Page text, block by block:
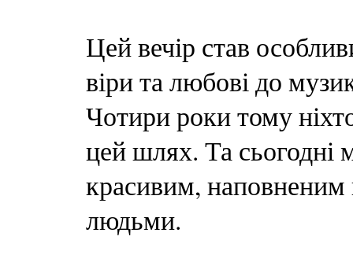
Цей вечір став
віри та любові до
Чотири роки тому
цей шлях. Та сьогодні
красивим,
людьми.